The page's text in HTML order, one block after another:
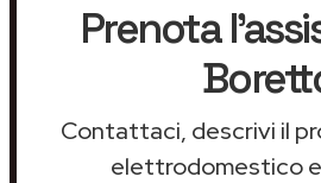
Prenota
Contattaci, descrivi il
elettrodomestico